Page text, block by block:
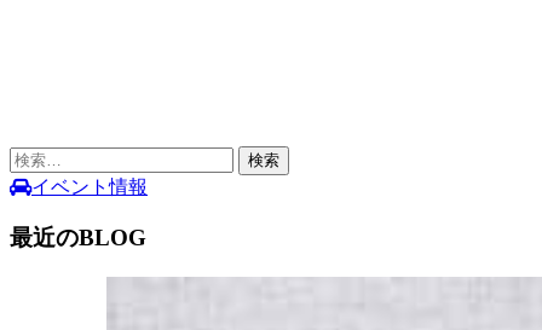
検
索:イベント情報
最近のBLOG